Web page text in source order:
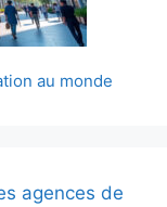
au monde
agences de